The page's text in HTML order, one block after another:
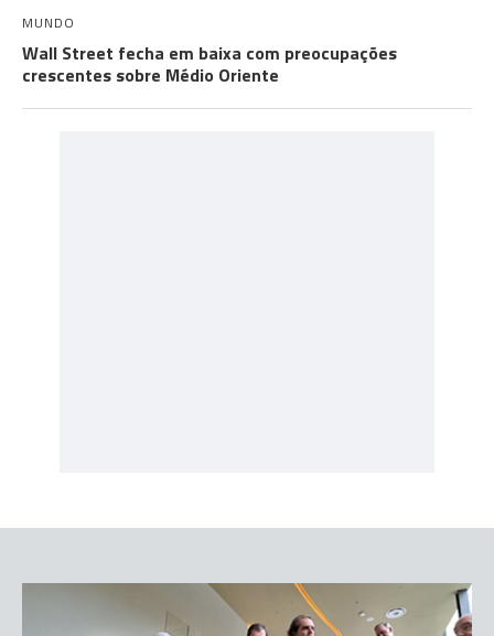
MUNDO
Wall Street fecha em baixa com preocupações
crescentes sobre Médio Oriente